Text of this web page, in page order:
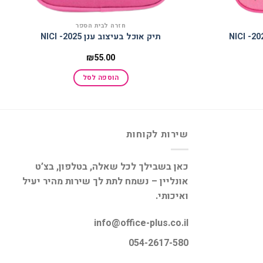
חזרה לבית הספר
תיק אוכל בעיצוב ענן 2025- NICI
₪55.00
הוספה לסל
שירות לקוחות
כאן בשבילך לכל שאלה, בטלפון, בצ’ט
אונליין – נשמח לתת לך שירות מהיר יעיל
ואיכותי.
info@office-plus.co.il
054-2617-580